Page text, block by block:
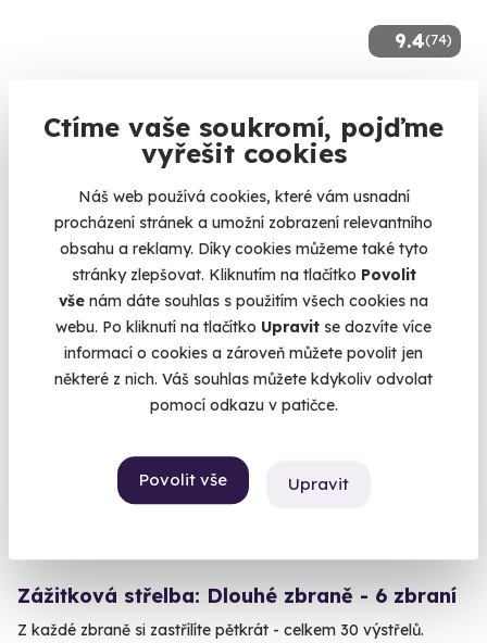
Ctíme vaše soukromí, pojďme
vyřešit cookies
Náš web používá cookies, které vám usnadní
procházení stránek a umožní zobrazení relevantního
obsahu a reklamy. Díky cookies můžeme také tyto
stránky zlepšovat. Kliknutím na tlačítko Povolit
vše nám dáte souhlas s použitím všech cookies na
webu. Po kliknutí na tlačítko Upravit se dozvíte více
informací o cookies a zároveň můžete povolit jen
některé z nich. Váš souhlas můžete kdykoliv odvolat
pomocí odkazu v patičce.
Povolit vše Upravit
9.4(74)
zbraní
Vystřílejte 80 nábojů jako člen elitní jednotky URNA.
Drahany (okres Prostějov)
(+ 28 dalších lokalit)
1 999 Kč
Volný termín už 11. 08. 2026
Zážitková střelba: Dlouhé zbraně - 6 zbraní
Z každé zbraně si zastřílíte pětkrát - celkem 30 výstřelů.